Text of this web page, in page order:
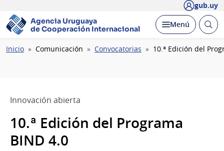
gub.uy
Agencia Uruguaya
de Cooperación Internacional
Desplegar
Menú Abrir
Ruta
Inicio Comunicación Convocatorias 10.ª Edición del
Innovación abierta
10.ª Edición del Programa
BIND 4.0